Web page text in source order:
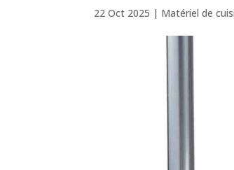
22 Oct 2025 | Matériel de